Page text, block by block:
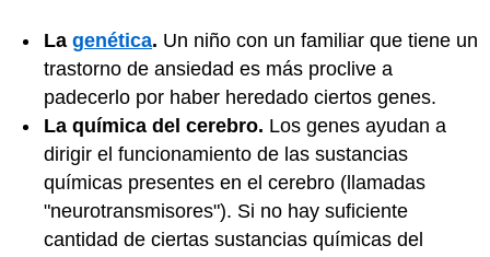
La genética. Un niño con un familiar que tiene un
trastorno de ansiedad es más proclive a
padecerlo por haber heredado ciertos genes.
La química del cerebro. Los genes ayudan a
dirigir el funcionamiento de las sustancias
químicas presentes en el cerebro (llamadas
"neurotransmisores"). Si no hay suficiente
cantidad de ciertas sustancias químicas del